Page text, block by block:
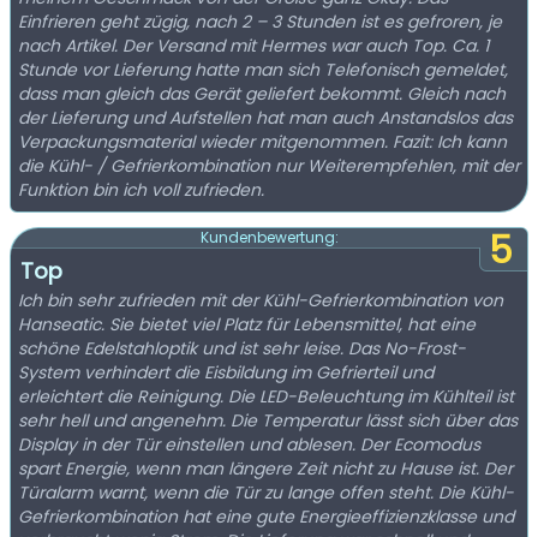
Einfrieren geht zügig, nach 2 – 3 Stunden ist es gefroren, je
nach Artikel. Der Versand mit Hermes war auch Top. Ca. 1
Stunde vor Lieferung hatte man sich Telefonisch gemeldet,
dass man gleich das Gerät geliefert bekommt. Gleich nach
der Lieferung und Aufstellen hat man auch Anstandslos das
Verpackungsmaterial wieder mitgenommen. Fazit: Ich kann
die Kühl- / Gefrierkombination nur Weiterempfehlen, mit der
Funktion bin ich voll zufrieden.
5
Kundenbewertung:
Top
Ich bin sehr zufrieden mit der Kühl-Gefrierkombination von
Hanseatic. Sie bietet viel Platz für Lebensmittel, hat eine
schöne Edelstahloptik und ist sehr leise. Das No-Frost-
System verhindert die Eisbildung im Gefrierteil und
erleichtert die Reinigung. Die LED-Beleuchtung im Kühlteil ist
sehr hell und angenehm. Die Temperatur lässt sich über das
Display in der Tür einstellen und ablesen. Der Ecomodus
spart Energie, wenn man längere Zeit nicht zu Hause ist. Der
Türalarm warnt, wenn die Tür zu lange offen steht. Die Kühl-
Gefrierkombination hat eine gute Energieeffizienzklasse und